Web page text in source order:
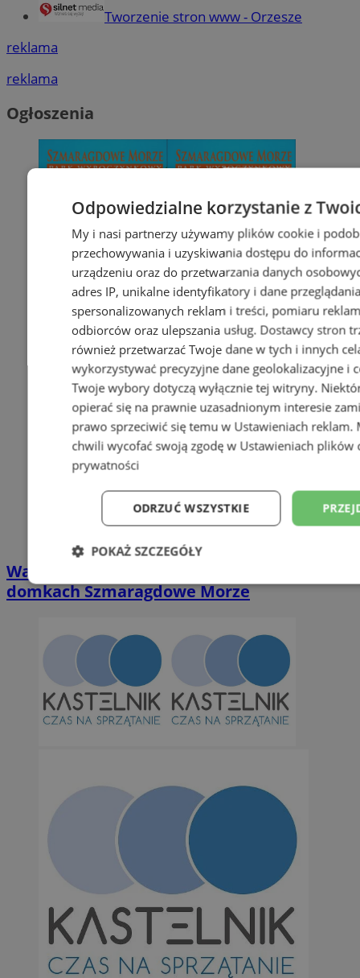
Tworzenie stron www - Orzesze
reklama
reklama
Ogłoszenia
Wakacyjny wypoczynek nad Bałtykiem w
domkach Szmaragdowe Morze
Odpowiedzialne korzystanie z
My i nasi partnerzy używamy plików cookie i
przechowywania i uzyskiwania dostępu do
urządzeniu oraz do przetwarzania danych
adres IP, unikalne identyfikatory i dane
spersonalizowanych reklam i treści, pomiaru
odbiorców oraz ulepszania usług. Dostawcy stron
również przetwarzać Twoje dane w tych i innych
wykorzystywać precyzyjne dane geolokalizacyjne i
Twoje wybory dotyczą wyłącznie tej witryny.
opierać się na prawnie uzasadnionym interesie
prawo sprzeciwić się temu w Ustawieniach reklam.
chwili wycofać swoją zgodę w Ustawieniach plików
prywatności
ODRZUĆ WSZYSTKIE
POKAŻ SZCZEGÓŁY
Niezbędne Wydajność
Niesklasyfikowane
Niezbędne pliki cookie umożliwiają korzystanie z podstawowych
takich jak logowanie użytkownika i zarządzanie kontem. Bez
można prawidłowo korzystać ze strony internetowej.
orzesze.com.pl
QeSessID orzesze.com.pl
MvSessID orzesze.com.pl